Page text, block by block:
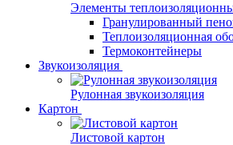
Элементы
Гранулированный
Теплоизоляционная
Термоконтейнеры
Звукоизоляция
Рулонная звукоизоляция
Картон
Листовой картон